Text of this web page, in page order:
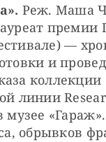
Реж. Маша
премии
—
и
коллекции
линии
музее
обрывков